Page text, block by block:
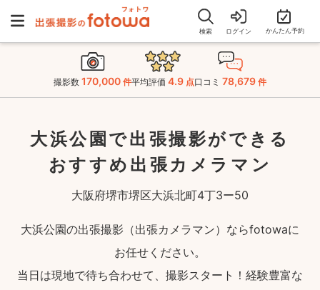
検索 ログイン かんたん予約
撮影数 170,000 件平均評価 4.9 点口コミ 78,679 件
大浜公園で出張撮影ができる
おすすめ出張カメラマン
大阪府堺市堺区大浜北町4丁3ー50
大浜公園の出張撮影（出張カメラマン）ならfotowaに
お任せください。
当日は現地で待ち合わせて、撮影スタート！経験豊富な